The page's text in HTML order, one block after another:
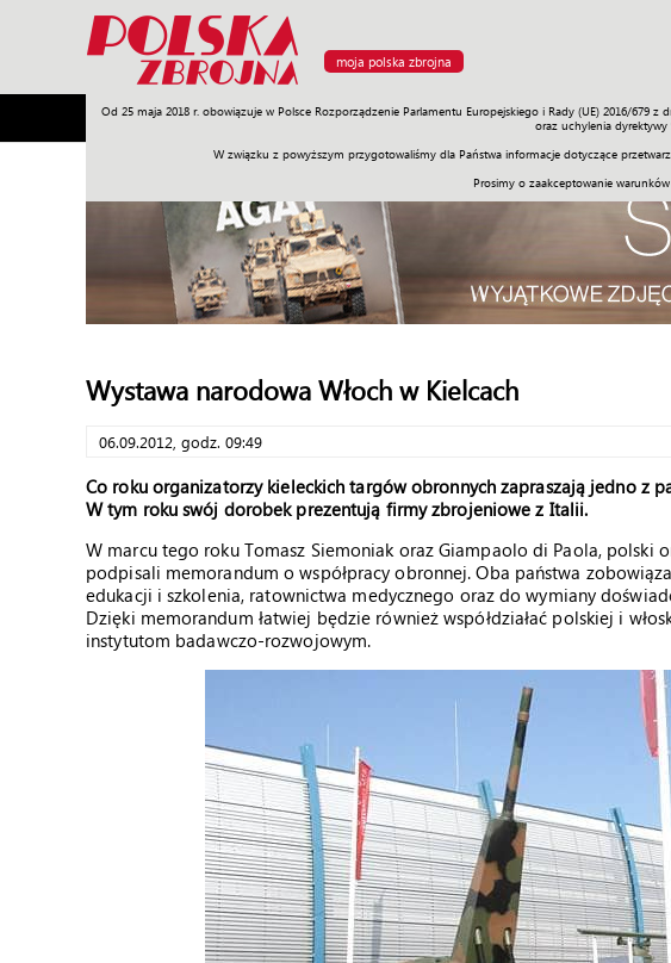
moja polska zbrojna
Od 25 maja 2018 r. obowiązuje w Polsce Rozporządzenie Parlamentu Europejskiego i Rady (UE) 2016/
oraz uchylenia
W związku z powyższym przygotowaliśmy dla Państwa informacje dotyczące
Prosimy o zaakceptowanie
Armia Poligon Sprzęt Misje Polityka Prawo Świat
Wystawa narodowa Włoch w Kielcach
06.09.2012, godz. 09:49
Co roku organizatorzy kieleckich targów obronnych zapraszają jedno z
W tym roku swój dorobek prezentują firmy zbrojeniowe z Italii.
W marcu tego roku Tomasz Siemoniak oraz Giampaolo di Paola, polski
podpisali memorandum o współpracy obronnej. Oba państwa
edukacji i szkolenia, ratownictwa medycznego oraz do wymiany
Dzięki memorandum łatwiej będzie również współdziałać polskiej i
instytutom badawczo-rozwojowym.